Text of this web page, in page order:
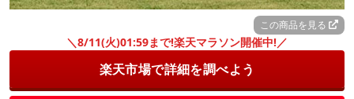
この商品を見る
＼8/11(火)01:59まで!楽天マラソン開催中!／
楽天市場で詳細を調べよう